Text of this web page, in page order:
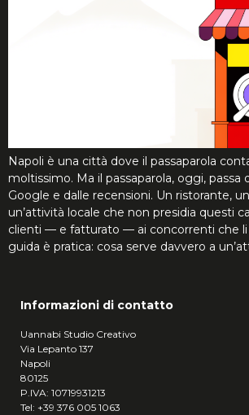
Napoli è una città dove il passaparola
moltissimo. Ma il passaparola, oggi, passa
Google e dalle recensioni. Un ristorante,
un’attività locale che non presidia questi
clienti — e fatturato — ai concorrenti che li
guida è pratica: cosa serve davvero a
Informazioni di contatto
Uannabi Studio Creativo
Via Lepanto 137
Napoli
80125
P.IVA: 10719931213
Tel: +39 376 005 1063